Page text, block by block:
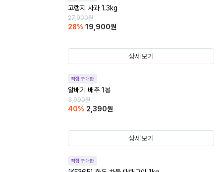
고랭지 사과 1.3kg
27,900원
28% 19,900원
상세보기
직접 구매한
알배기 배추 1봉
3,990원
40% 2,390원
상세보기
직접 구매한